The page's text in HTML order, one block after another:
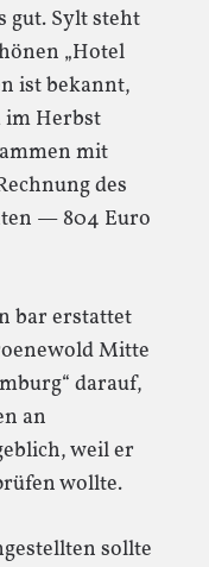
gut. Sylt steht
„Hotel
ist bekannt,
im Herbst
mit
des
— 804 Euro
bar erstattet
Mitte
darauf,
an
weil er
wollte.
sollte